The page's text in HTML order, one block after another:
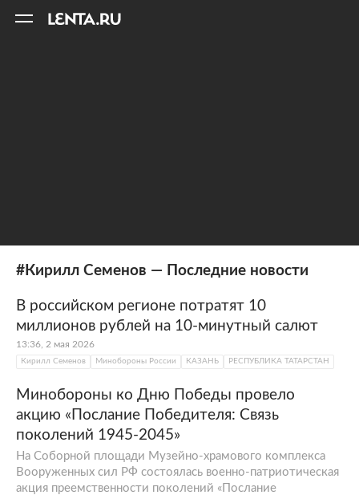
#Кирилл Семенов — Последние новости
В российском регионе потратят 10
миллионов рублей на 10-минутный салют
13:36, 2 мая 2026
Кирилл Семенов Минобороны России КАЗАНЬ РЕСПУБЛИКА ТАТАРСТАН
Минобороны ко Дню Победы провело
акцию «Послание Победителя: Связь
поколений 1945-2045»
На Соборной площади Музейно-храмового комплекса
Вооруженных сил РФ состоялась военно-патриотическая
акция преемственности поколений «Послание